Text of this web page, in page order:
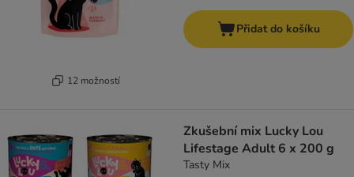
12 možností
Přidat do košíku
Zkušební mix Lucky Lou
Lifestage Adult 6 x 200 g
Tasty Mix